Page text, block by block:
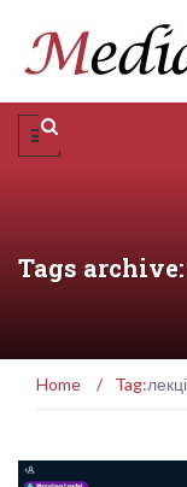
Tags archive:
Home / Tag: